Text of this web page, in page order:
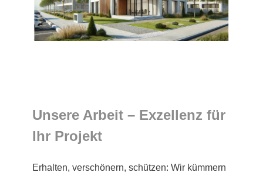
Unsere Arbeit – Exzellenz für
Ihr Projekt
Erhalten, verschönern, schützen: Wir kümmern